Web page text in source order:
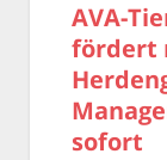
AVA-
fördert
sofort